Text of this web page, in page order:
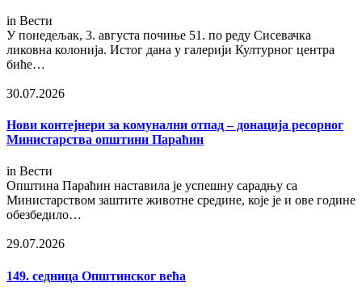
in Вести
У понедељак, 3. августа почиње 51. по реду Сисевачка
ликовна колонија. Истог дана у галерији Културног центра
биће…
30.07.2026
Нови контејнери за комунални отпад – донација ресорног
Министарства општини Параћин
in Вести
Општина Параћин наставила је успешну сарадњу са
Министарством заштите животне средине, које је и ове године
обезбедило…
29.07.2026
149. седница Општинског већа